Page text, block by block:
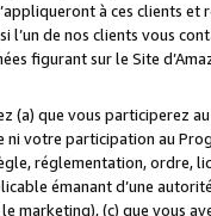
à ces clients
l’un de nos clients vous
figurant sur le Site
(a) que vous participerez
ni votre participation au
réglementation, ordre,
émanant d’une
marketing), (c) que vous